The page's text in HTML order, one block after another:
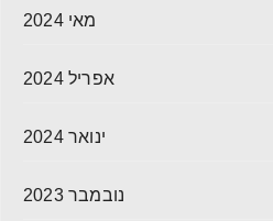
מאי 2024
אפריל 2024
ינואר 2024
נובמבר 2023